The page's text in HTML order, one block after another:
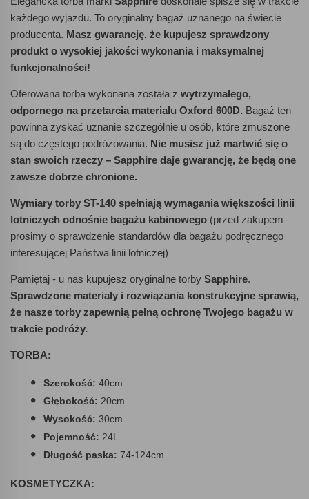
każdego wyjazdu. To oryginalny bagaż uznanego na świecie
producenta. Masz gwarancję, że kupujesz sprawdzony
produkt o wysokiej jakości wykonania i maksymalnej
funkcjonalności!
Oferowana torba wykonana została z wytrzymałego,
odpornego na przetarcia materiału Oxford 600D. Bagaż ten
powinna zyskać uznanie szczególnie u osób, które zmuszone
są do częstego podróżowania. Nie musisz już martwić się o
stan swoich rzeczy – Sapphire daje gwarancję, że będą one
zawsze dobrze chronione.
Wymiary torby ST-140 spełniają wymagania większości linii
lotniczych odnośnie bagażu kabinowego (przed zakupem
prosimy o sprawdzenie standardów dla bagażu podręcznego
interesującej Państwa linii lotniczej)
Pamiętaj - u nas kupujesz oryginalne torby Sapphire.
Sprawdzone materiały i rozwiązania konstrukcyjne sprawią,
że nasze torby zapewnią pełną ochronę Twojego bagażu w
trakcie podróży.
TORBA:
Szerokość: 40cm
Głębokość: 20cm
Wysokość: 30cm
Pojemność: 24L
Długość paska: 74-124cm
KOSMETYCZKA: